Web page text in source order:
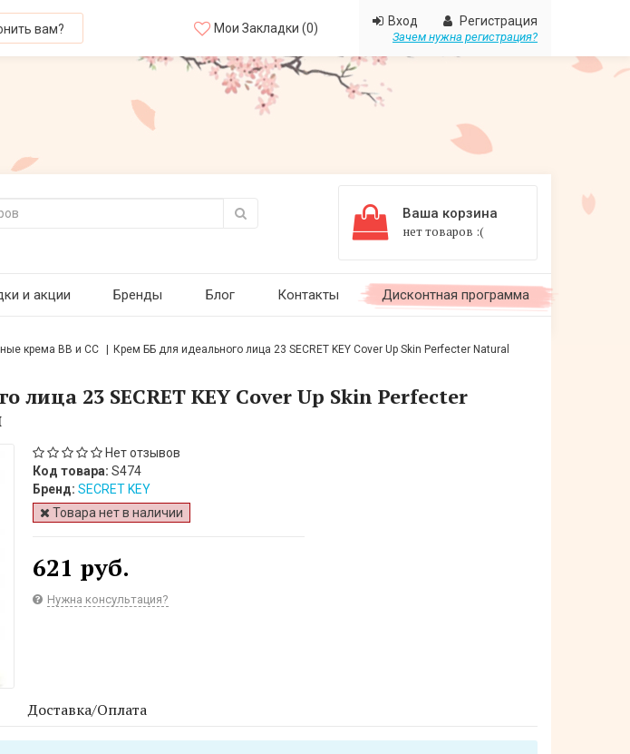
вам? Мои Закладки (0)
Вход Регистрация
Зачем нужна регистрация?
Ваша корзина
нет товаров :(
и акции Бренды Блог Контакты Дисконтная программа
крема BB и CC
Крем ББ для идеального лица 23 SECRET KEY Cover Up Skin Perfecter Natural
лица 23 SECRET KEY Cover Up Skin Perfecter
Нет отзывов
Код товара: S474
Бренд: SECRET KEY
Товара нет в наличии
621 руб.
Нужна консультация?
Доставка/Оплата